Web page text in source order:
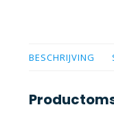
BESCHRIJVING